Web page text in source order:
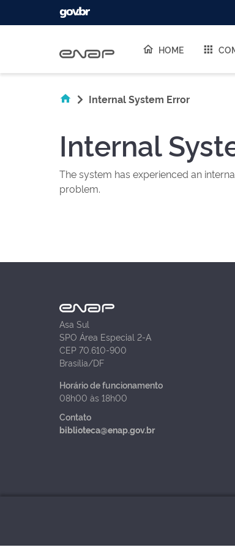
HOME
Internal System Error
Internal
The system has experienced an
problem.
Asa Sul
SPO Área Especial 2-A
CEP 70.610-900
Brasília/DF
Horário de funcionamento
08h00 às 18h00
Contato
biblioteca@enap.gov.br